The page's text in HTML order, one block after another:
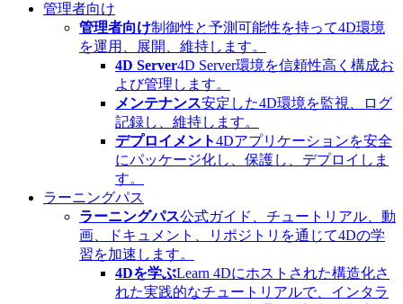
管理者向け
管理者向け制御性と予測可能性を持って4D環境
を運用、展開、維持します。
4D Server4D Server環境を信頼性高く構成お
よび管理します。
メンテナンス安定した4D環境を監視、ログ
記録し、維持します。
デプロイメント4Dアプリケーションを安全
にパッケージ化し、保護し、デプロイしま
す。
ラーニングパス
ラーニングパス公式ガイド、チュートリアル、動
画、ドキュメント、リポジトリを通じて4Dの学
習を加速します。
4Dを学ぶLearn 4Dにホストされた構造化さ
れた実践的なチュートリアルで、インタラ